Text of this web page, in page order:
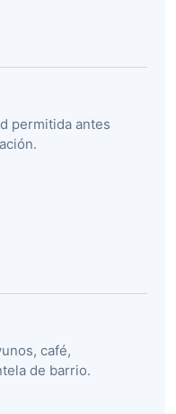
permitida antes
café,
de barrio.